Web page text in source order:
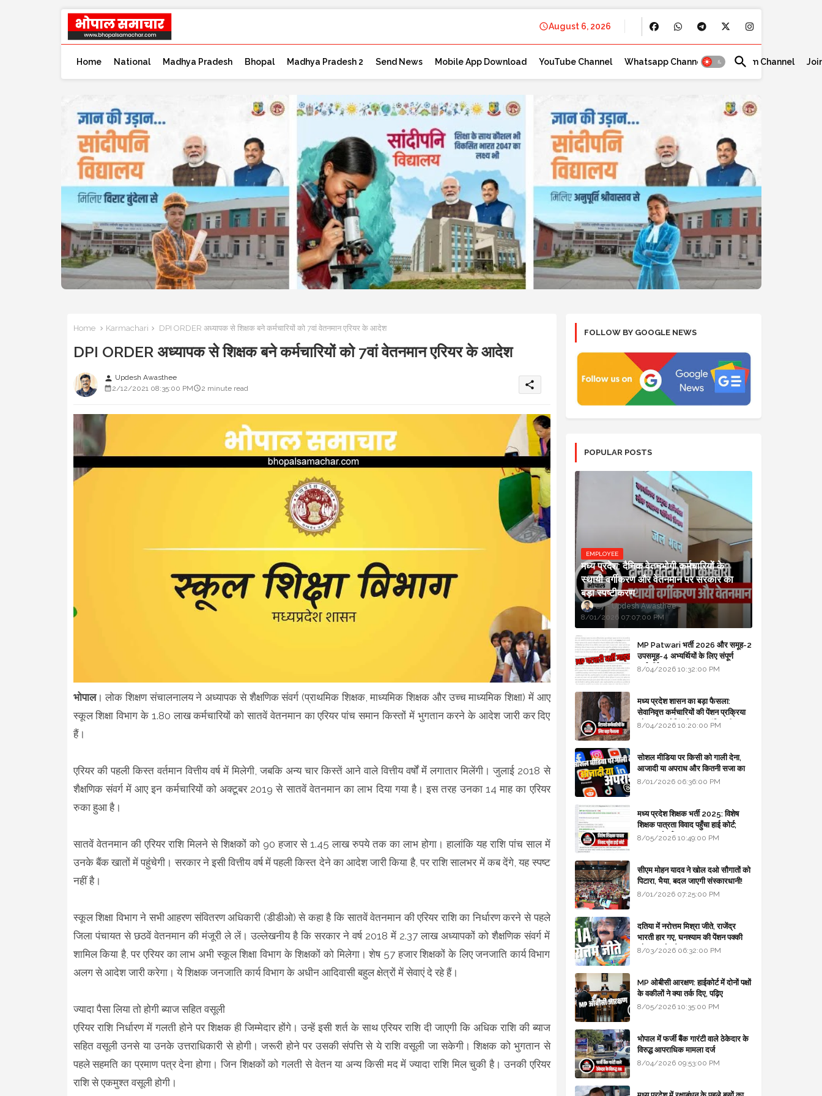
August 6, 2026
Home National Madhya Pradesh Bhopal Madhya Pradesh 2 Send News Mobile App Download YouTube Channel Whatsapp Channel Telegram Channel
Home Karmachari DPI ORDER अध्यापक से शिक्षक बने कर्मचारियों को 7वां वेतनमान एरियर के आदेश
DPI ORDER अध्यापक से शिक्षक बने कर्मचारियों को 7वां वेतनमान एरियर के आदेश
person Updesh Awasthee
2/12/2021 08:35:00 PM
2 minute read share
भोपाल। लोक शिक्षण संचालनालय ने अध्यापक से शैक्षणिक संवर्ग (प्राथमिक शिक्षक, माध्यमिक शिक्षक और उच्च माध्यमिक शिक्षा) में आए
स्कूल शिक्षा विभाग के 1.80 लाख कर्मचारियों को सातवें वेतनमान का एरियर पांच समान किस्तों में भुगतान करने के आदेश जारी कर दिए
हैं।
एरियर की पहली किस्त वर्तमान वित्तीय वर्ष में मिलेगी, जबकि अन्य चार किस्तें आने वाले वित्तीय वर्षों मेंं लगातार मिलेंगी। जुलाई 2018 से
शैक्षणिक संवर्ग में आए इन कर्मचारियों को अक्टूबर 2019 से सातवें वेतनमान का लाभ दिया गया है। इस तरह उनका 14 माह का एरियर
रुका हुआ है।
सातवें वेतनमान की एरियर राशि मिलने से शिक्षकों को 90 हजार से 1.45 लाख रुपये तक का लाभ होगा। हालांकि यह राशि पांच साल में
उनके बैंक खातों में पहुंचेगी। सरकार ने इसी वित्तीय वर्ष में पहली किस्त देने का आदेश जारी किया है, पर राशि सालभर में कब देंगे, यह स्पष्ट
नहीं है।
स्कूल शिक्षा विभाग ने सभी आहरण संवितरण अधिकारी (डीडीओ) से कहा है कि सातवें वेतनमान की एरियर राशि का निर्धारण करने से पहले
जिला पंचायत से छठवें वेतनमान की मंजूरी ले लें। उल्लेखनीय है कि सरकार ने वर्ष 2018 में 2.37 लाख अध्यापकों को शैक्षणिक संवर्ग में
शामिल किया है, पर एरियर का लाभ अभी स्कूल शिक्षा विभाग के शिक्षकों को मिलेगा। शेष 57 हजार शिक्षकों के लिए जनजाति कार्य विभाग
अलग से आदेश जारी करेगा। ये शिक्षक जनजाति कार्य विभाग के अधीन आदिवासी बहुल क्षेत्रों में सेवाएं दे रहे हैं।
ज्यादा पैसा लिया तो होगी ब्याज सहित वसूली
एरियर राशि निर्धारण में गलती होने पर शिक्षक ही जिम्मेदार होंगे। उन्हें इसी शर्त के साथ एरियर राशि दी जाएगी कि अधिक राशि की ब्याज
सहित वसूली उनसे या उनके उत्तराधिकारी से होगी। जरूरी होने पर उसकी संपत्ति से ये राशि वसूली जा सकेगी। शिक्षक को भुगतान से
पहले सहमति का प्रमाण पत्र देना होगा। जिन शिक्षकों को गलती से वेतन या अन्य किसी मद में ज्यादा राशि मिल चुकी है। उनकी एरियर
राशि से एकमुश्त वसूली होगी।
FOLLOW BY GOOGLE NEWS
POPULAR POSTS
EMPLOYEE
मध्य प्रदेश: दैनिक वेतनभोगी कर्मचारियों के
स्थायी वर्गीकरण और वेतनमान पर सरकार का
बड़ा स्पष्टीकरण
Updesh Awasthee
8/01/2026 07:07:00 PM
MP Patwari भर्ती 2026 और समूह-2
उपसमूह-4 अभ्यर्थियों के लिए संपूर्ण
मार्गदर्शिका
8/04/2026 10:32:00 PM
मध्य प्रदेश शासन का बड़ा फैसला:
सेवानिवृत्त कर्मचारियों की पेंशन प्रक्रिया
और बजट कोडिंग में हुए क्रांतिकारी
8/04/2026 10:20:00 PM
सोशल मीडिया पर किसी को गाली देना,
आजादी या अपराध और कितनी सजा का
प्रावधान - free legal advice
8/01/2026 06:36:00 PM
मध्य प्रदेश शिक्षक भर्ती 2025: विशेष
शिक्षक पात्रता विवाद पहुँचा हाई कोर्ट;
सरकार से माँगा जवाब
8/05/2026 10:49:00 PM
सीएम मोहन यादव ने खोल दओ सौगातों को
पिटारा, भैया, बदल जाएगी संस्कारधानी!
8/01/2026 07:25:00 PM
दतिया में नरोत्तम मिश्रा जीते, राजेंद्र
भारती हार गए, घनश्याम की पेंशन पक्की
और आशुतोष बैक टू...
8/03/2026 06:32:00 PM
MP ओबीसी आरक्षण: हाईकोर्ट में दोनों पक्षों
के वकीलों ने क्या तर्क दिए, पढ़िए
8/05/2026 10:35:00 PM
भोपाल में फर्जी बैंक गारंटी वाले ठेकेदार के
विरुद्ध आपराधिक मामला दर्ज
8/04/2026 09:53:00 PM